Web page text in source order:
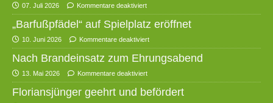
07. Juli 2026 Kommentare deaktiviert
„Barfußpfädel“ auf Spielplatz eröffnet
10. Juni 2026 Kommentare deaktiviert
Nach Brandeinsatz zum Ehrungsabend
13. Mai 2026 Kommentare deaktiviert
Floriansjünger geehrt und befördert